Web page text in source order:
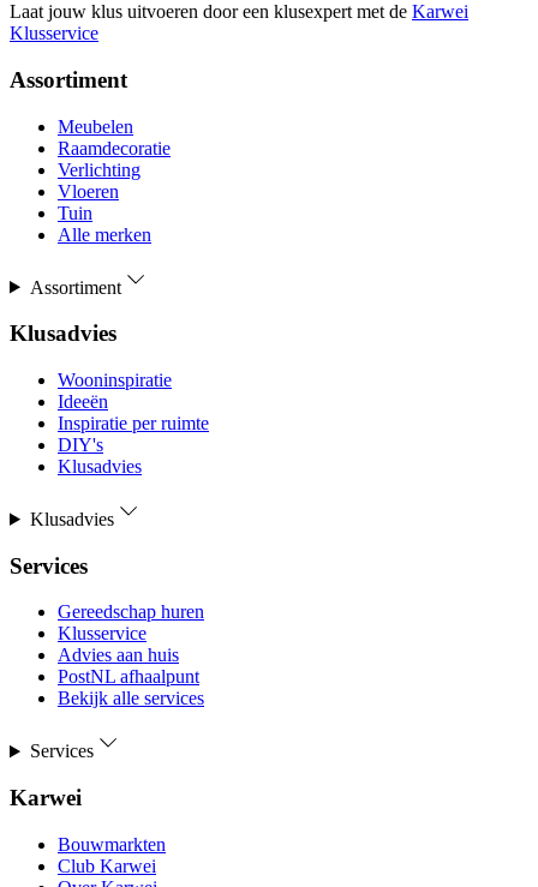
Laat jouw klus uitvoeren door een klusexpert met de Karwei
Klusservice
Assortiment
Meubelen
Raamdecoratie
Verlichting
Vloeren
Tuin
Alle merken
Assortiment
Klusadvies
Wooninspiratie
Ideeën
Inspiratie per ruimte
DIY's
Klusadvies
Klusadvies
Services
Gereedschap huren
Klusservice
Advies aan huis
PostNL afhaalpunt
Bekijk alle services
Services
Karwei
Bouwmarkten
Club Karwei